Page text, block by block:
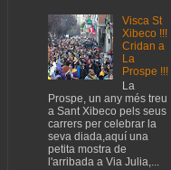
Visca St
Xibeco !!!
Cridan a
La
Prospe !!!
La
Prospe, un any més treu
a Sant Xibeco pels seus
carrers per celebrar la
seva diada,aquí una
petita mostra de
l'arribada a Via Julia,...